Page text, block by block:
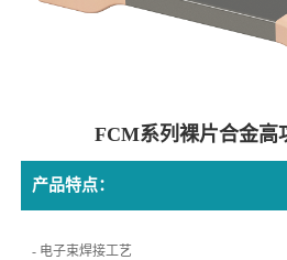
FCM系列裸片合金高
产品特点：
- 电子束焊接工艺